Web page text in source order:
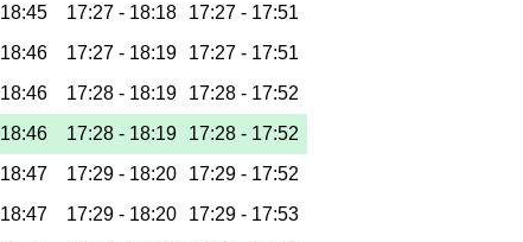
18:45 17:27 - 18:18 17:27 - 17:51
18:46 17:27 - 18:19 17:27 - 17:51
18:46 17:28 - 18:19 17:28 - 17:52
18:46 17:28 - 18:19 17:28 - 17:52
18:47 17:29 - 18:20 17:29 - 17:52
18:47 17:29 - 18:20 17:29 - 17:53